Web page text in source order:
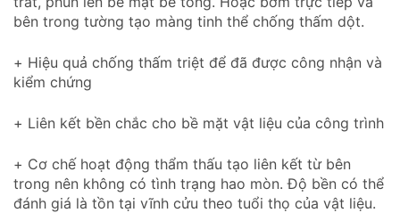
bên trong tường tạo màng tinh thể chống thấm dột.
+ Hiệu quả chống thấm triệt để đã được công nhận và
kiểm chứng
+ Liên kết bền chắc cho bề mặt vật liệu của công trình
+ Cơ chế hoạt động thẩm thấu tạo liên kết từ bên
trong nên không có tình trạng hao mòn. Độ bền có thể
đánh giá là tồn tại vĩnh cửu theo tuổi thọ của vật liệu.